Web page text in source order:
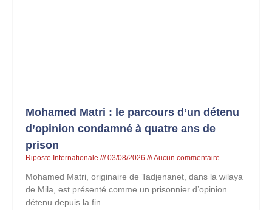
Mohamed Matri : le parcours d’un détenu
d’opinion condamné à quatre ans de
prison
Riposte Internationale 03/08/2026 Aucun commentaire
Mohamed Matri, originaire de Tadjenanet, dans la wilaya
de Mila, est présenté comme un prisonnier d’opinion
détenu depuis la fin